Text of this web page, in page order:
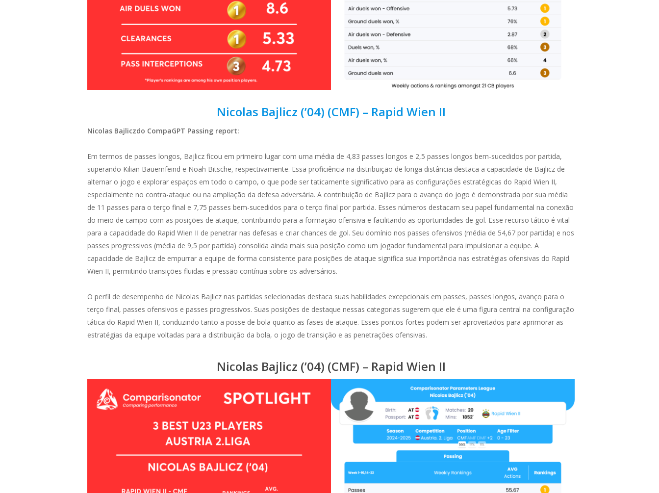
Nicolas Bajlicz (’04) (CMF) – Rapid Wien II
Nicolas Bajliczdo CompaGPT Passing report:
Em termos de passes longos, Bajlicz ficou em primeiro lugar com uma média de 4,83 passes longos e 2,5 passes longos bem-sucedidos por partida,
superando Kilian Bauernfeind e Noah Bitsche, respectivamente. Essa proficiência na distribuição de longa distância destaca a capacidade de Bajlicz de
alternar o jogo e explorar espaços em todo o campo, o que pode ser taticamente significativo para as configurações estratégicas do Rapid Wien II,
especialmente no contra-ataque ou na ampliação da defesa adversária. A contribuição de Bajlicz para o avanço do jogo é demonstrada por sua média
de 11 passes para o terço final e 7,75 passes bem-sucedidos para o terço final por partida. Esses números destacam seu papel fundamental na conexão
do meio de campo com as posições de ataque, contribuindo para a formação ofensiva e facilitando as oportunidades de gol. Esse recurso tático é vital
para a capacidade do Rapid Wien II de penetrar nas defesas e criar chances de gol. Seu domínio nos passes ofensivos (média de 54,67 por partida) e nos
passes progressivos (média de 9,5 por partida) consolida ainda mais sua posição como um jogador fundamental para impulsionar a equipe. A
capacidade de Bajlicz de empurrar a equipe de forma consistente para posições de ataque significa sua importância nas estratégias ofensivas do Rapid
Wien II, permitindo transições fluidas e pressão contínua sobre os adversários.
O perfil de desempenho de Nicolas Bajlicz nas partidas selecionadas destaca suas habilidades excepcionais em passes, passes longos, avanço para o
terço final, passes ofensivos e passes progressivos. Suas posições de destaque nessas categorias sugerem que ele é uma figura central na configuração
tática do Rapid Wien II, conduzindo tanto a posse de bola quanto as fases de ataque. Esses pontos fortes podem ser aproveitados para aprimorar as
estratégias da equipe voltadas para a distribuição da bola, o jogo de transição e as penetrações ofensivas.
Nicolas Bajlicz (’04) (CMF) – Rapid Wien II